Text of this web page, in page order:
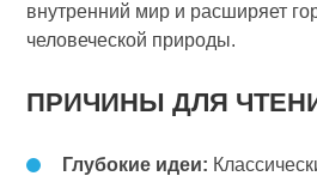
внутренний мир и расширяет
человеческой природы.
ПРИЧИНЫ ДЛЯ
Глубокие идеи: